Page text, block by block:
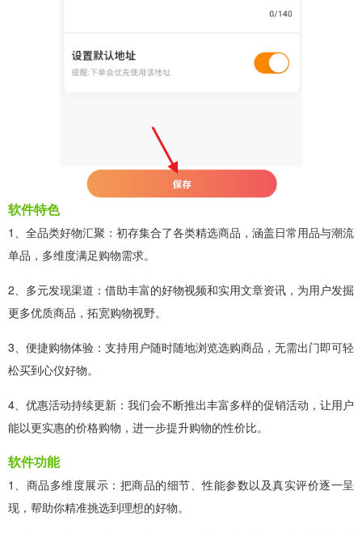
软件特色
1、全品类好物汇聚：初存集合了各类精选商品，涵盖日常用品与潮流
单品，多维度满足购物需求。
2、多元发现渠道：借助丰富的好物视频和实用文章资讯，为用户发掘
更多优质商品，拓宽购物视野。
3、便捷购物体验：支持用户随时随地浏览选购商品，无需出门即可轻
松买到心仪好物。
4、优惠活动持续更新：我们会不断推出丰富多样的促销活动，让用户
能以更实惠的价格购物，进一步提升购物的性价比。
软件功能
1、商品多维度展示：把商品的细节、性能参数以及真实评价逐一呈
现，帮助你精准挑选到理想的好物。